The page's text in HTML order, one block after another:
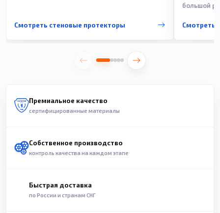
Смотреть стеновые протекторы
большой
Смотреть
Премиальное качество
сертифицированные материалы
Собственное производство
контроль качества на каждом этапе
Быстрая доставка
по России и странам СНГ